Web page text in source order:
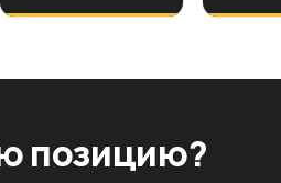
позицию?